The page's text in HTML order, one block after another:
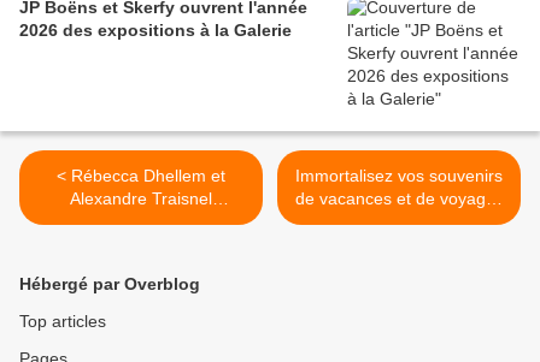
JP Boëns et Skerfy ouvrent l'année
2026 des expositions à la Galerie
< Rébecca Dhellem et
Alexandre Traisnel
exposent en novembre
Immortalisez vos souvenirs
de vacances et de voyages
! >
Hébergé par Overblog
Top articles
Pages